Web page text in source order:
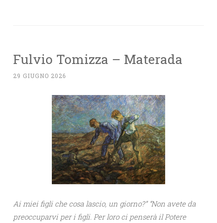
Fulvio Tomizza – Materada
29 GIUGNO 2026
Ai miei figli che cosa lascio, un giorno?” “Non avete da
preoccuparvi per i figli. Per loro ci penserà il Potere